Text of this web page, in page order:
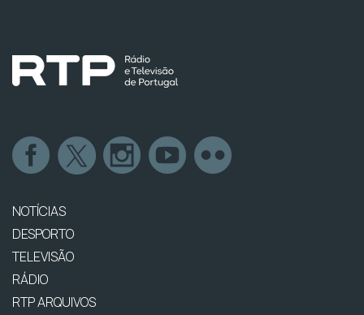
NOTÍCIAS
DESPORTO
TELEVISÃO
RÁDIO
RTP ARQUIVOS